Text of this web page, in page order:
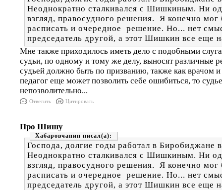
Неоднократно сталкивался с Шишкиным. Ни
взгляд, правосудного решения. Я конечно мог
расписать и очередное решение. Но... нет
председатель другой, а этот Шишкин все еще
Мне также приходилось иметь дело с подобными
судьи, по одному и тому же делу, выносят различные
судьей должно быть по призванию, также как врачом
педагог еще может позволить себе ошибиться, то
непозволительно...
Ответить Цитировать
Про Шишу
Хабаровчанин
Господа, долгие годы работал в Биробиджане
Неоднократно сталкивался с Шишкиным. Ни
взгляд, правосудного решения. Я конечно мог
расписать и очередное решение. Но... нет
председатель другой, а этот Шишкин все еще